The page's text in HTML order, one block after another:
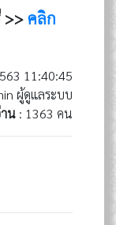
>>คลิก
11:40:45
ผู้ดูแลระบบ
น : 1363 คน